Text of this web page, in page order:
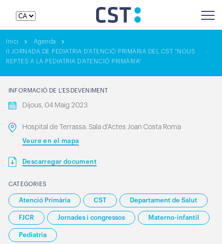
Inici
Agenda
II JORNADA DE PEDIATRIA D'ATENCIÓ PRIMÀRIA DEL CST "NOUS
REPTES A LA PEDIATRIA D'ATENCIÓ PRIMÀRIA"
INFORMACIÓ DE L’ESDEVENIMENT
Dijous, 04 Maig 2023
Hospital de Terrassa. Sala d'Actes Joan Costa Roma
Veure en el mapa
Descarregar document
CATEGORIES
Atenció Primària CST Departament de Salut
FJCR Jornades i congressos Materno-infantil
Pediatria